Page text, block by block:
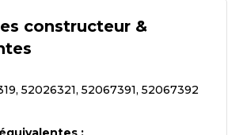
constructeur &
52026321, 52067391, 52067392